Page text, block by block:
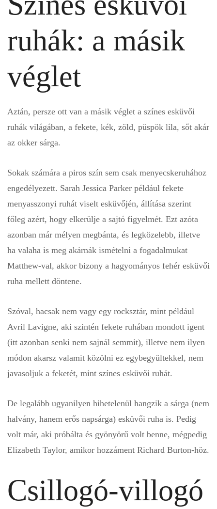
ruhák: a másik
véglet
Aztán, persze ott van a másik véglet a színes esküvői
ruhák világában, a fekete, kék, zöld, püspök lila, sőt akár
az okker sárga.
Sokak számára a piros szín sem csak menyecskeruhához
engedélyezett. Sarah Jessica Parker például fekete
menyasszonyi ruhát viselt esküvőjén, állítása szerint
főleg azért, hogy elkerülje a sajtó figyelmét. Ezt azóta
azonban már mélyen megbánta, és legközelebb, illetve
ha valaha is meg akárnák ismételni a fogadalmukat
Matthew-val, akkor bizony a hagyományos fehér esküvői
ruha mellett döntene.
Szóval, hacsak nem vagy egy rocksztár, mint például
Avril Lavigne, aki szintén fekete ruhában mondott igent
(itt azonban senki nem sajnál semmit), illetve nem ilyen
módon akarsz valamit közölni ez egybegyültekkel, nem
javasoljuk a feketét, mint színes esküvői ruhát.
De legalább ugyanilyen hihetelenül hangzik a sárga (nem
halvány, hanem erős napsárga) esküvői ruha is. Pedig
volt már, aki próbálta és gyönyörű volt benne, mégpedig
Elizabeth Taylor, amikor hozzáment Richard Burton-höz.
Csillogó-villogó